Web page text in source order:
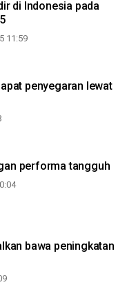
di Indonesia pada
11:59
penyegaran lewat
performa tangguh
bawa peningkatan